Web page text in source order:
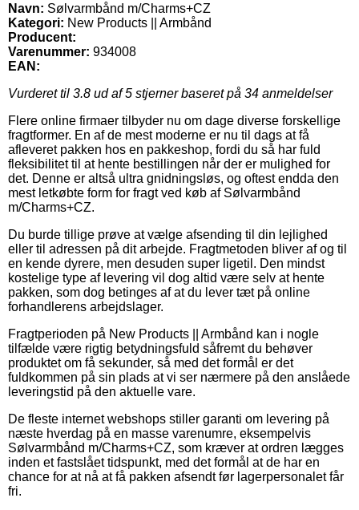
Navn: Sølvarmbånd m/Charms+CZ
Kategori: New Products || Armbånd
Producent:
Varenummer: 934008
EAN:
Vurderet til 3.8 ud af 5 stjerner baseret på 34 anmeldelser
Flere online firmaer tilbyder nu om dage diverse forskellige
fragtformer. En af de mest moderne er nu til dags at få
afleveret pakken hos en pakkeshop, fordi du så har fuld
fleksibilitet til at hente bestillingen når der er mulighed for
det. Denne er altså ultra gnidningsløs, og oftest endda den
mest letkøbte form for fragt ved køb af Sølvarmbånd
m/Charms+CZ.
Du burde tillige prøve at vælge afsending til din lejlighed
eller til adressen på dit arbejde. Fragtmetoden bliver af og til
en kende dyrere, men desuden super ligetil. Den mindst
kostelige type af levering vil dog altid være selv at hente
pakken, som dog betinges af at du lever tæt på online
forhandlerens arbejdslager.
Fragtperioden på New Products || Armbånd kan i nogle
tilfælde være rigtig betydningsfuld såfremt du behøver
produktet om få sekunder, så med det formål er det
fuldkommen på sin plads at vi ser nærmere på den anslåede
leveringstid på den aktuelle vare.
De fleste internet webshops stiller garanti om levering på
næste hverdag på en masse varenumre, eksempelvis
Sølvarmbånd m/Charms+CZ, som kræver at ordren lægges
inden et fastslået tidspunkt, med det formål at de har en
chance for at nå at få pakken afsendt før lagerpersonalet får
fri.